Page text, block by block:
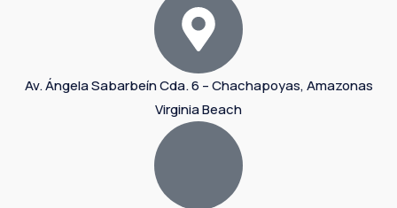
Av. Ángela Sabarbeín Cda. 6 – Chachapoyas, Amazonas
Virginia Beach